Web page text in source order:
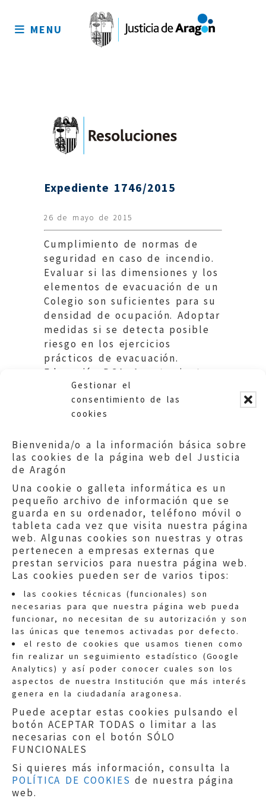
Gestionar el
consentimiento de las
cookies
Bienvenida/o a la información básica sobre
las cookies de la página web del Justicia
de Aragón
Una cookie o galleta informática es un
pequeño archivo de información que se
guarda en su ordenador, teléfono móvil o
tableta cada vez que visita nuestra página
web. Algunas cookies son nuestras y otras
pertenecen a empresas externas que
prestan servicios para nuestra página web.
Las cookies pueden ser de varios tipos:
las cookies técnicas (funcionales) son
necesarias para que nuestra página web pueda
funcionar, no necesitan de su autorización y son
las únicas que tenemos activadas por defecto.
el resto de cookies que usamos tienen como
fin realizar un seguimiento estadístico (Google
Analytics) y así poder conocer cuales son los
aspectos de nuestra Institución que más interés
genera en la ciudadanía aragonesa.
Puede aceptar estas cookies pulsando el
botón ACEPTAR TODAS o limitar a las
necesarias con el botón SÓLO
FUNCIONALES
Si quieres más información, consulta la
POLÍTICA DE COOKIES de nuestra página
web.
sitio
MENU
Expediente 1746/2015
26 de mayo de 2015
Cumplimiento de normas de
seguridad en caso de incendio.
Evaluar si las dimensiones y los
elementos de evacuación de un
Colegio son suficientes para su
densidad de ocupación. Adoptar
medidas si se detecta posible
riesgo en los ejercicios
prácticos de evacuación.
Educación DGA, Ayuntamiento
de la Almunia de Doña Godina
Quejas:quejas@eljusticiadearagon.es
Información general:
informacion@eljusticiadearagon.es
Teléfonos:900 210 210/
Aviso legal|Política de privacidad|